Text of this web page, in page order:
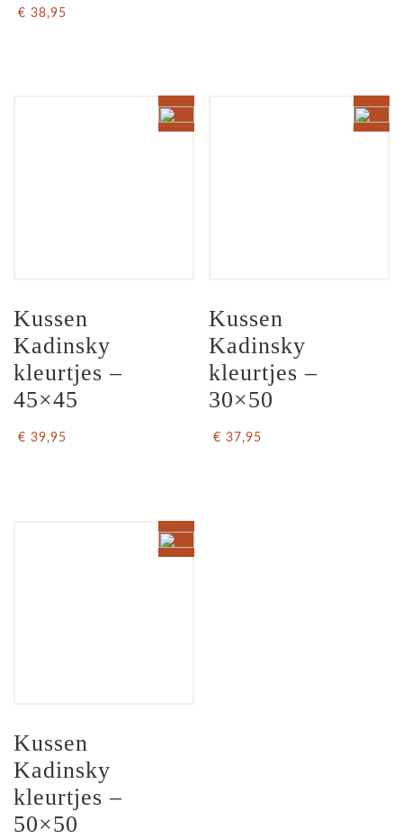
€ 38,95
Kussen
Kadinsky
kleurtjes –
45×45
€ 39,95
Kussen
Kadinsky
kleurtjes –
30×50
€ 37,95
Kussen
Kadinsky
kleurtjes –
50×50